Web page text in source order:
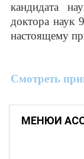
кандидата
доктора наук
настоящему
Смотреть
МЕНЮИ